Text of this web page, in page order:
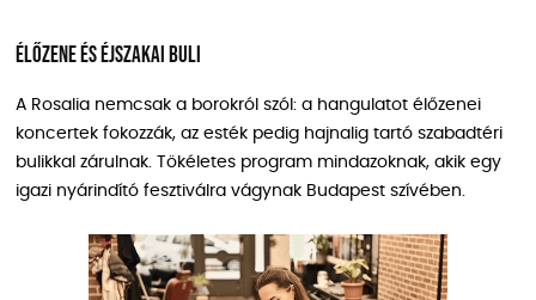
Élőzene és éjszakai buli
A Rosalia nemcsak a borokról szól: a hangulatot élőzenei
koncertek fokozzák, az esték pedig hajnalig tartó szabadtéri
bulikkal zárulnak. Tökéletes program mindazoknak, akik egy
igazi nyárindító fesztiválra vágynak Budapest szívében.